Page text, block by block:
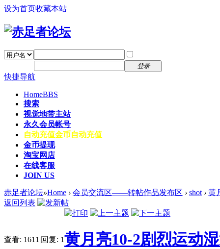
设为首页收藏本站
登录
快捷导航
HomeBBS
搜索
视觉地带主站
永久会员帐号
自动充值金币自动充值
金币提现
淘宝网店
在线客服
JOIN US
赤足者论坛»Home › 会员交流区——转帖作品发布区 › shot › 黄
返回列表
查看: 1611 |回复: 1黄月亮10-2剧烈运动